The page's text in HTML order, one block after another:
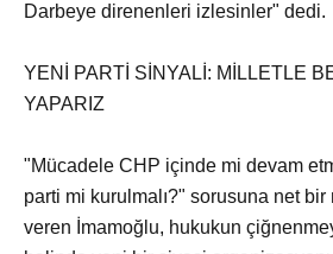
Darbeye direnenleri izlesinler" dedi.
YENİ PARTİ SİNYALİ: MİLLETLE
YAPARIZ
"Mücadele CHP içinde mi devam
parti mi kurulmalı?" sorusuna net bir
veren İmamoğlu, hukukun